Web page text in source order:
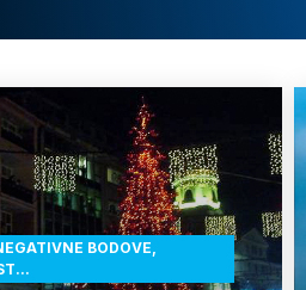
BODOVE,